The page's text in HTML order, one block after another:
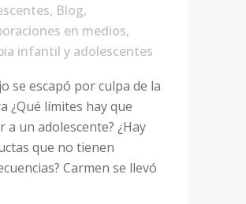
, Blog,
en medios,
infantil y adolescentes
se escapó por culpa de la
¿Qué límites hay que
a un adolescente? ¿Hay
que no tienen
Carmen se llevó